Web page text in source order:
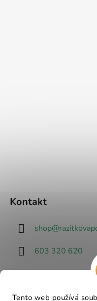
Tento web používá
Kontakt
shop@
603 320 620